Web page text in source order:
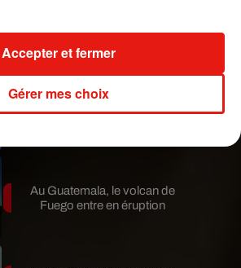
Karol G dévoile la tracklist de
Au Guatemala, le volcan de
Fuego entre en éruption
Gérer mes choix
Accepter et fermer